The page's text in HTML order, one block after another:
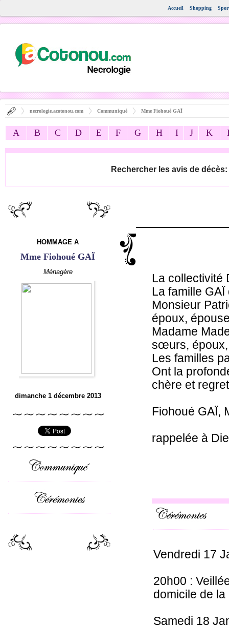
Accueil Shopping
necrologie.acotonou.com Communiqué Mme Fiohoué GAÏ
A B C D E F G H I J K
Rechercher les avis de décès:
HOMMAGE A
Mme Fiohoué GAÏ
Ménagère
dimanche 1 décembre 2013
La collectivité
La famille GAÏ
Monsieur
époux,
Madame
sœurs, époux,
Les familles
Ont la
chère et
Fiohoué GAÏ,
rappelée à
Vendredi 17
20h00 :
domicile de la
Samedi 18